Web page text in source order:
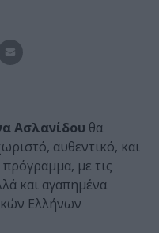
Ασλανίδου θα
αυθεντικό, και
με τις
και αγαπημένα
Ελλήνων